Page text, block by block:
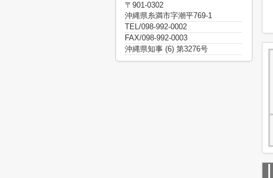
〒901-0302
沖縄県糸満市字潮平769-1
TEL/098-992-0002
FAX/098-992-0003
沖縄県知事 (6) 第3276号